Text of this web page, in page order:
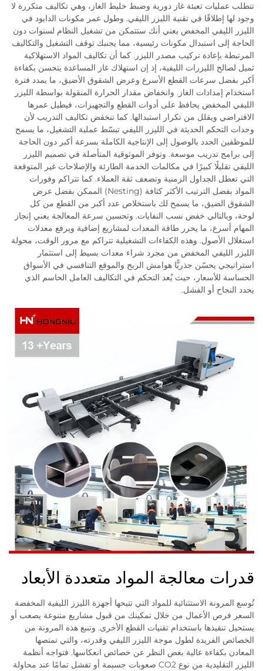
تتطلب عمليات تعبئة غاز دورية وضبط خليط الغاز، وهي تكاليف متكررة لا
وجود لها إطلاقًا في تقنية الليزر الليفي. وطول عمر مكونات الدايود في
الليزر الليفي المخفض يعني أنك ستتمكن من تشغيل النظام لسنوات دون
الحاجة إلى استبدال مكونات رئيسية، مما يجنبك توقف التشغيل والتكاليف
المرتبطة بإعادة تركيب مصدر الليزر. كما أن تكاليف المواد الاستهلاكية
تميل لصالح الليزرات الليفية، إذ إن استهلاك غاز المساعدة يتحسن بكفاءة
أكبر بفضل سرعات القطع الأسرع وعرض الشقوق الأضيق، ما يمدد فترة
استخدام إمدادات الغاز. وانخفاض مقدار الحرارة المنقولة بواسطة الليزر
الليفي المخفض يحافظ على أدوات القطع والتجهيزات، فيطيل عمرها
الافتراضي ويقلل من تكرار استبدالها. كما تنخفض تكاليف التدريب لأن
وحدات التحكم الحديثة في الليزر الليفي تبسّط عملية التشغيل، ما يسمح
للموظفين الجدد بالوصول إلى الإنتاجية الكاملة بسرعة أكبر دون الحاجة
إلى برامج تدريب موسعة. وتوفر الموثوقية المتأصلة في تصميم الليزر
الليفي تقليلًا كبيرًا في مكالمات الخدمة الطارئة والإصلاحات غير المتوقعة
التي تعطل الجداول الزمنية وتضعف ثقة العملاء. كما تتراكم وفورات
المواد بفضل الترتيب الأكثر كثافة (Nesting) الممكن بفضل عرض
الشقوق الضيق، ما يسمح لك باستخلاص عدد أكبر من القطع من كل
لوحة، وبالتالي خفض نسب النفايات. وتحسين سرعة المعالجة يعني إنجاز
المهام أسرع، ما يحرر طاقة المعدات لمشاريع إضافية ويرفع معدلات
استغلال الأصول. وهذه الكفاءات التشغيلية تتراكم مع مرور الوقت، محولة
الليزر الليفي المخفض من مجرد شراء معدات بسيط إلى استثمار
استراتيجي يحسّن جذريًّا هوامش الربح والموقع التنافسي في الأسواق
الحساسة للأسعار، حيث يُعد التحكم في التكاليف العامل الحاسم الذي
يحدد النجاح أو الفشل.
قدرات معالجة المواد متعددة الأبعاد
تُوسع المرونة الاستثنائية للمواد التي تتيحها أجهزة الليزر الليفية المخفضة
السعر فرص الأعمال من خلال تمكينك من قبول مشاريع متنوعة يصعب أو
يستحيل تنفيذها باستخدام تقنيات القطع الأخرى. وتنبع هذه المرونة من
الخصائص الفريدة لطول موجة الليزر الليفي وقدرته، والتي تمتصها
المعادن بكفاءة عالية بغض النظر عن خصائص انعكاسها. فتواجه أنظمة
الليزر التقليدية من نوع CO2 صعوبات جسيمة أو تفشل تمامًا عند محاولة